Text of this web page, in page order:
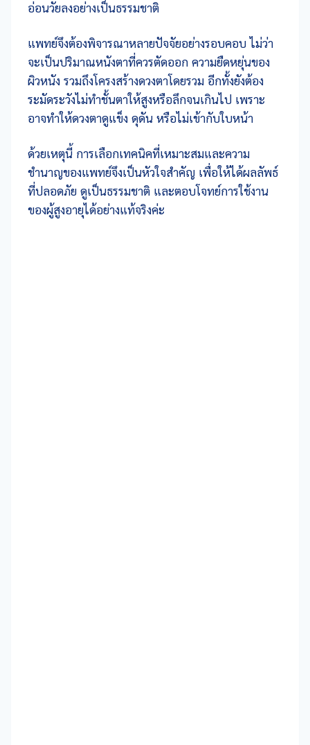
อ่อนวัยลงอย่างเป็นธรรมชาติ
แพทย์จึงต้องพิจารณาหลายปัจจัยอย่างรอบคอบ ไม่ว่า
จะเป็นปริมาณหนังตาที่ควรตัดออก ความยืดหยุ่นของ
ผิวหนัง รวมถึงโครงสร้างดวงตาโดยรวม อีกทั้งยังต้อง
ระมัดระวังไม่ทำชั้นตาให้สูงหรือลึกจนเกินไป เพราะ
อาจทำให้ดวงตาดูแข็ง ดุดัน หรือไม่เข้ากับใบหน้า
ด้วยเหตุนี้ การเลือกเทคนิคที่เหมาะสมและความ
ชำนาญของแพทย์จึงเป็นหัวใจสำคัญ เพื่อให้ได้ผลลัพธ์
ที่ปลอดภัย ดูเป็นธรรมชาติ และตอบโจทย์การใช้งาน
ของผู้สูงอายุได้อย่างแท้จริงค่ะ